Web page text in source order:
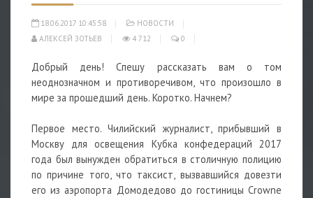
18.06.2017 10:45:58
НОВОСТИ
АЛЕКСЕЙ ЗОТЬЕВ
4 712 0
Добрый день! Спешу рассказать вам о том
неоднозначном и противоречивом, что произошло в
мире за прошедший день. Коротко. Начнем?
Первое место. Чилийский журналист, прибывший в
Москву для освещения Кубка конфедераций 2017
года был вынужден обратиться в столичную полицию
по причине того, что таксист, вызвавшийся довезти
его из аэропорта Домодедово до гостиницы Crowne